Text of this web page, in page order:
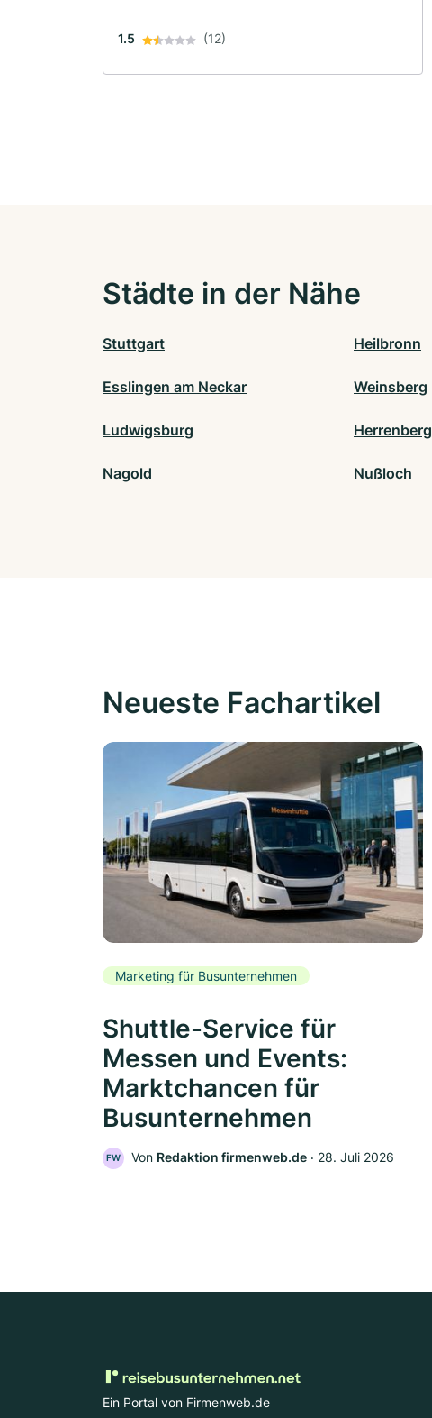
1.5 (12)
Städte in der Nähe
Stuttgart Heilbronn
Esslingen am Neckar Weinsberg
Ludwigsburg Herrenberg
Nagold Nußloch
Neueste Fachartikel
Marketing für Busunternehmen
Shuttle-Service für
Messen und Events:
Marktchancen für
Busunternehmen
FW Von Redaktion firmenweb.de ‧ 28. Juli 2026
Ein Portal von Firmenweb.de